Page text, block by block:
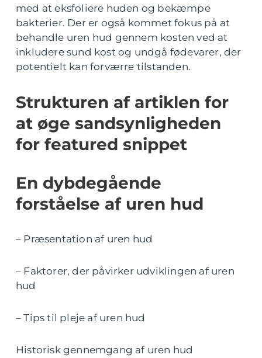
med at eksfoliere huden og bekæmpe
bakterier. Der er også kommet fokus på at
behandle uren hud gennem kosten ved at
inkludere sund kost og undgå fødevarer, der
potentielt kan forværre tilstanden.
Strukturen af artiklen for
at øge sandsynligheden
for featured snippet
En dybdegående
forståelse af uren hud
– Præsentation af uren hud
– Faktorer, der påvirker udviklingen af uren
hud
– Tips til pleje af uren hud
Historisk gennemgang af uren hud